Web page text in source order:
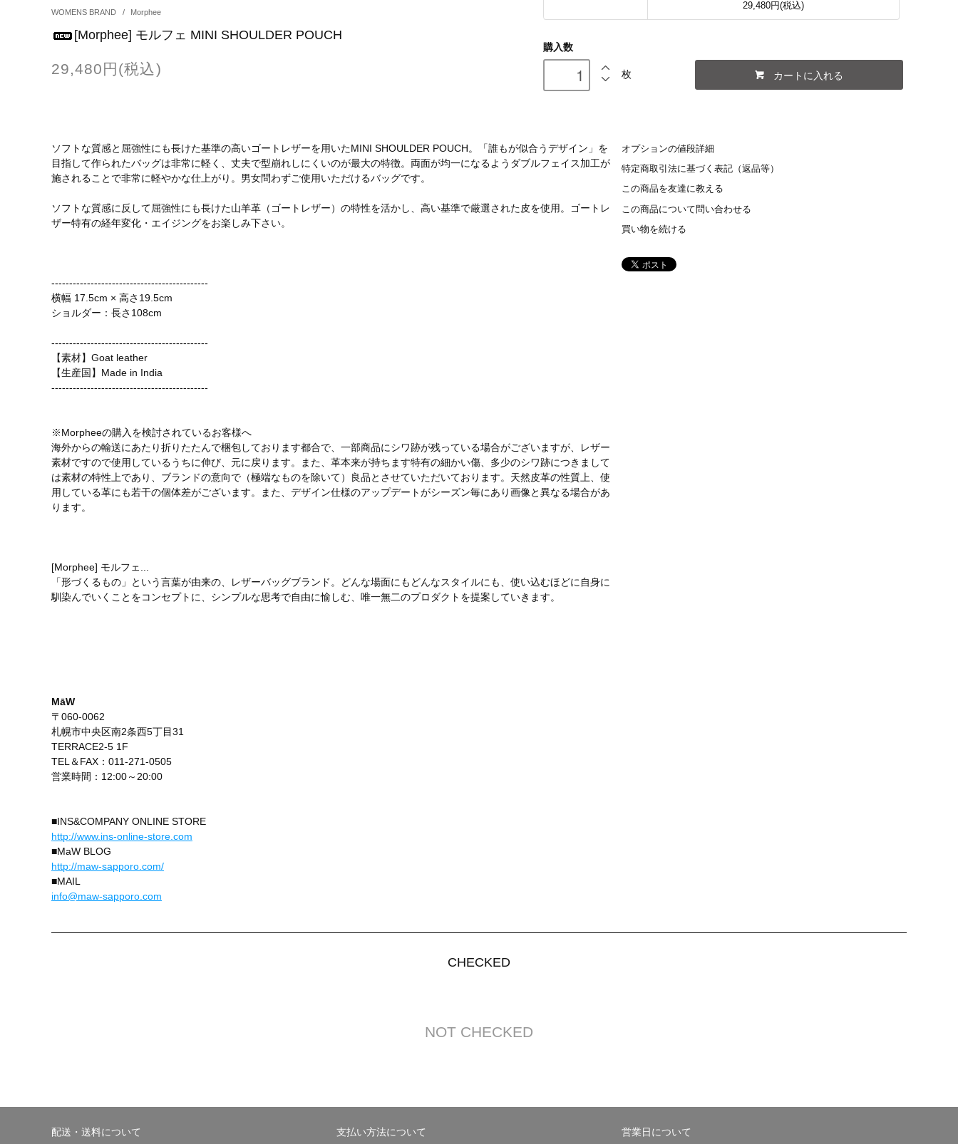
WOMENS BRAND / Morphee
[Morphee] モルフェ MINI SHOULDER POUCH
29,480円(税込)
29,480円(税込)
購入数
枚 カートに入れる
ソフトな質感と屈強性にも長けた基準の高いゴートレザーを用いたMINI SHOULDER POUCH。「誰もが似合うデザイン」を
目指して作られたバッグは非常に軽く、丈夫で型崩れしにくいのが最大の特徴。両面が均一になるようダブルフェイス加工が
施されることで非常に軽やかな仕上がり。男女問わずご使用いただけるバッグです。
ソフトな質感に反して屈強性にも長けた山羊革（ゴートレザー）の特性を活かし、高い基準で厳選された皮を使用。ゴートレ
ザー特有の経年変化・エイジングをお楽しみ下さい。
--------------------------------------------
横幅 17.5cm × 高さ19.5cm
ショルダー：長さ108cm
--------------------------------------------
【素材】Goat leather
【生産国】Made in India
--------------------------------------------
※Morpheeの購入を検討されているお客様へ
海外からの輸送にあたり折りたたんで梱包しております都合で、一部商品にシワ跡が残っている場合がございますが、レザー
素材ですので使用しているうちに伸び、元に戻ります。また、革本来が持ちます特有の細かい傷、多少のシワ跡につきまして
は素材の特性上であり、ブランドの意向で（極端なものを除いて）良品とさせていただいております。天然皮革の性質上、使
用している革にも若干の個体差がございます。また、デザイン仕様のアップデートがシーズン毎にあり画像と異なる場合があ
ります。
[Morphee] モルフェ...
「形づくるもの」という言葉が由来の、レザーバッグブランド。どんな場面にもどんなスタイルにも、使い込むほどに自身に
馴染んでいくことをコンセプトに、シンプルな思考で自由に愉しむ、唯一無二のプロダクトを提案していきます。
MāW
〒060-0062
札幌市中央区南2条西5丁目31
TERRACE2-5 1F
TEL＆FAX：011-271-0505
営業時間：12:00～20:00
■INS&COMPANY ONLINE STORE
http://www.ins-online-store.com
■MaW BLOG
http://maw-sapporo.com/
■MAIL
info@maw-sapporo.com
オプションの値段詳細
特定商取引法に基づく表記（返品等）
この商品を友達に教える
この商品について問い合わせる
買い物を続ける
CHECKED
NOT CHECKED
配送・送料について 支払い方法について 営業日について